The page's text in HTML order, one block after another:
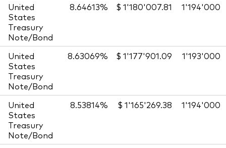
United
States
Treasury
Note/Bond
8.64613% $ 1'180'007.81 1'194'000
United
States
Treasury
Note/Bond
8.63069% $ 1'177'901.09 1'193'000
United
States
Treasury
Note/Bond
8.53814% $ 1'165'269.38 1'194'000